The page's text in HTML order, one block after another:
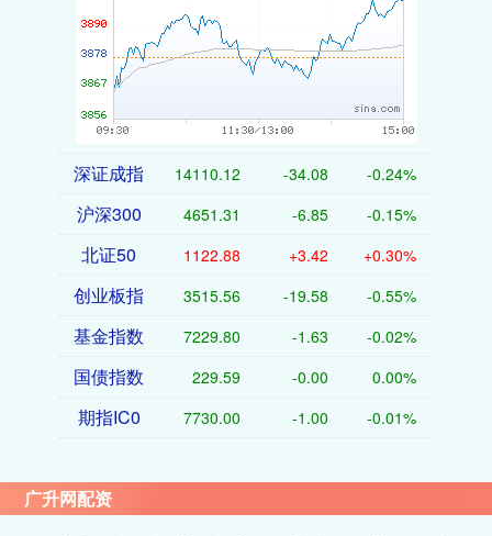
深证成指 14110.12 -34.08 -0.24%
沪深300 4651.31 -6.85 -0.15%
北证50 1122.88 +3.42 +0.30%
创业板指 3515.56 -19.58 -0.55%
基金指数 7229.80 -1.63 -0.02%
国债指数 229.59 -0.00 0.00%
期指IC0 7730.00 -1.00 -0.01%
广升网配资